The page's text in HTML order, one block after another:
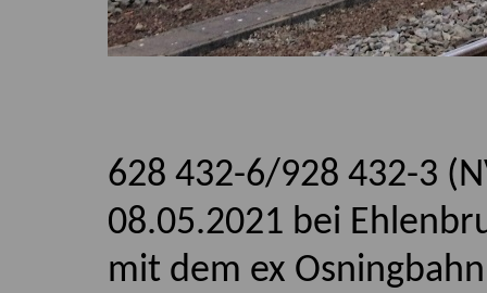
628 432-6/928 432-3
08.05.2021 bei
mit dem ex